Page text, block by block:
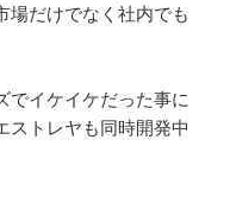
場だけでなく社内でも
でイケイケだった事に
ストレヤも同時開発中